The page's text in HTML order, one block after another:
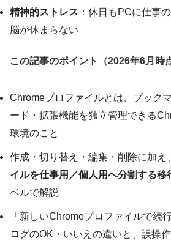
精神的ストレス ：休日もPCに仕事
脳が休まらない
この記事のポイント（2026年6月時
Chromeプロファイルとは、ブック
ード・拡張機能を独立管理できる
環境のこと
作成・切り替え・編集・削除に加え、
イルを仕事用／個人用へ分割する移
ベルで解説
「新しいChromeプロファイルで続
ログのOK・いいえの違いと、誤操